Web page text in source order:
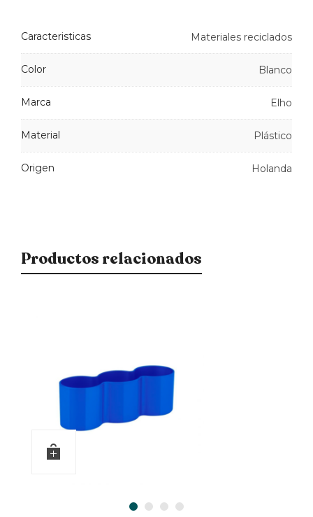
Caracteristicas Materiales reciclados
Color Blanco
Marca Elho
Material Plástico
Origen Holanda
Productos relacionados